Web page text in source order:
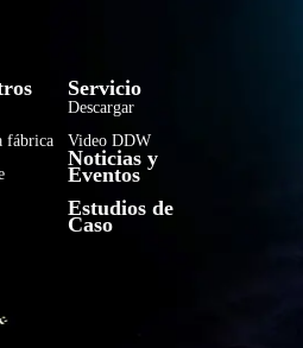
fábrica
Servicio
Descargar
Video DDW
Noticias y
Eventos
Estudios de
Caso
Tiếng Việt
한국어
हिन्दी